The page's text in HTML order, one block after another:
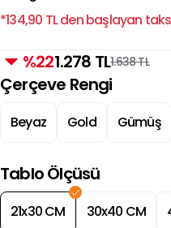
*134,90 TL den başlayan
%221.278 TL1.638 TL
Çerçeve Rengi
Beyaz Gold Gümüş
Tablo Ölçüsü
21x30 CM 30x40 CM